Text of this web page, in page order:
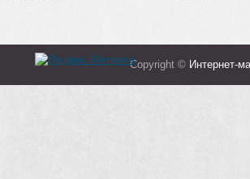
Copyright © Интернет-